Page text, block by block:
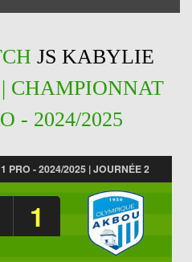
JS KABYLIE
| CHAMPIONNAT
- 2024/2025
PRO - 2024/2025 | JOURNÉE 2
1